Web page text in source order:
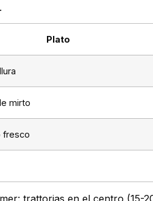
Plato
mirto
fresco